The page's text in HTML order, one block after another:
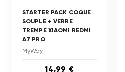
STARTER PACK COQUE
SOUPLE + VERRE
TREMPE XIAOMI REDMI
A7 PRO
MyWay
14,99 €